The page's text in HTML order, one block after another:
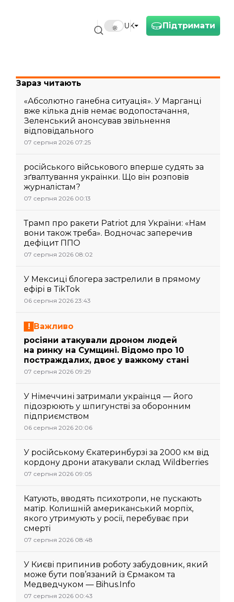
Підтримати
UK
Зараз читають
«Абсолютно ганебна ситуація». У Марганці
вже кілька днів немає водопостачання,
Зеленський анонсував звільнення
відповідального
07 серпня 2026 07:25
російського військового вперше судять за
зґвалтування українки. Що він розповів
журналістам?
07 серпня 2026 00:13
Трамп про ракети Patriot для України: «Нам
вони також треба». Водночас заперечив
дефіцит ППО
07 серпня 2026 08:02
У Мексиці блогера застрелили в прямому
ефірі в TikTok
06 серпня 2026 23:43
Важливо
росіяни атакували дроном людей
на ринку на Сумщині. Відомо про 10
постраждалих, двоє у важкому стані
07 серпня 2026 09:29
У Німеччині затримали українця — його
підозрюють у шпигунстві за оборонним
підприємством
06 серпня 2026 20:06
У російському Єкатеринбурзі за 2000 км від
кордону дрони атакували склад Wildberries
07 серпня 2026 09:05
Катують, вводять психотропи, не пускають
матір. Колишній американський морпіх,
якого утримують у росії, перебуває при
смерті
07 серпня 2026 08:48
У Києві припинив роботу забудовник, який
може бути пов’язаний із Єрмаком та
Медведчуком — Bihus.Info
07 серпня 2026 00:43